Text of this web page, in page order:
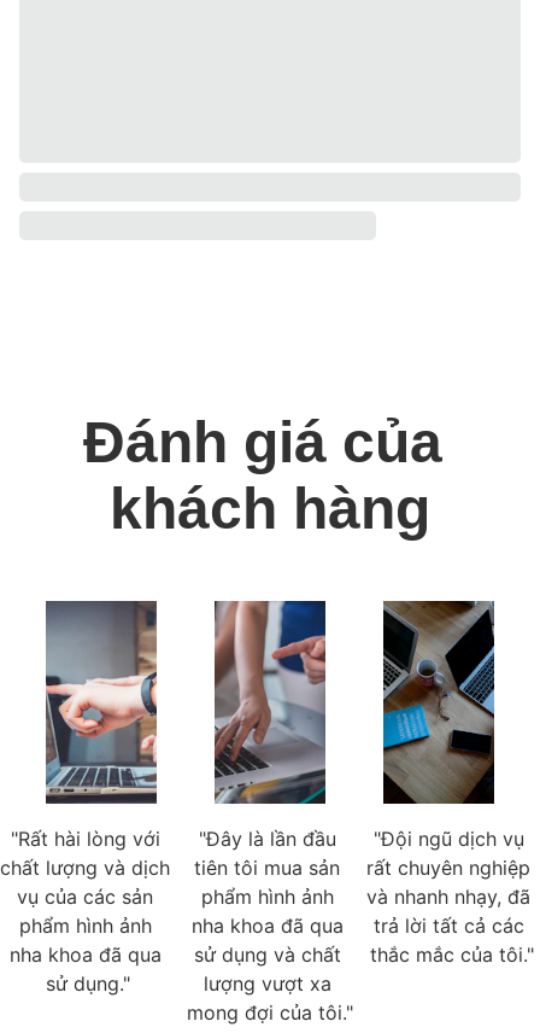
Đánh giá của
khách hàng
"Rất hài lòng với
chất lượng và dịch
vụ của các sản
phẩm hình ảnh
nha khoa đã qua
sử dụng."
"Đây là lần đầu
tiên tôi mua sản
phẩm hình ảnh
nha khoa đã qua
sử dụng và chất
lượng vượt xa
mong đợi của tôi."
"Đội ngũ dịch vụ
rất chuyên nghiệp
và nhanh nhạy, đã
trả lời tất cả các
thắc mắc của tôi."